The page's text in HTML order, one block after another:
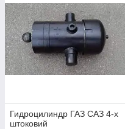
Гидроцилиндр ГАЗ САЗ 4-х
штоковий